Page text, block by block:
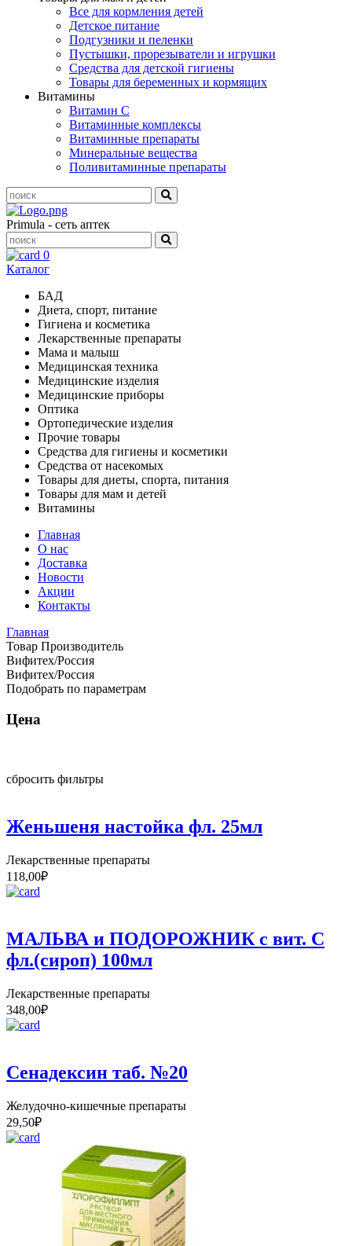
Все для кормления детей
Детское питание
Подгузники и пеленки
Пустышки, прорезыватели и игрушки
Средства для детской гигиены
Товары для беременных и кормящих
Витамины
Витамин С
Витаминные комплексы
Витаминные препараты
Минеральные вещества
Поливитаминные препараты
Primula - сеть аптек
0
Каталог
БАД
Диета, спорт, питание
Гигиена и косметика
Лекарственные препараты
Мама и малыш
Медицинская техника
Медицинские изделия
Медицинские приборы
Оптика
Ортопедические изделия
Прочие товары
Средства для гигиены и косметики
Средства от насекомых
Товары для диеты, спорта, питания
Товары для мам и детей
Витамины
Главная
О нас
Доставка
Новости
Акции
Контакты
Главная
Товар Производитель
Вифитех/Россия
Вифитех/Россия
Подобрать по параметрам
Цена
сбросить фильтры
Женьшеня настойка фл. 25мл
Лекарственные препараты
118,00₽
МАЛЬВА и ПОДОРОЖНИК с вит. С
фл.(сироп) 100мл
Лекарственные препараты
348,00₽
Сенадексин таб. №20
Желудочно-кишечные препараты
29,50₽